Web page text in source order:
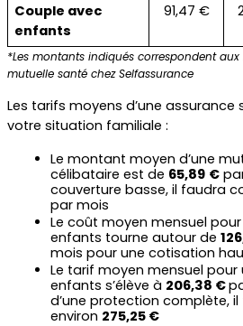
Couple avec
enfants
91,47 €
*Les montants indiqués correspondent
mutuelle santé chez Selfassurance
Les tarifs moyens d’une
votre situation familiale :
Le montant moyen d’une
célibataire est de 65,89 €
couverture basse, il faudra
par mois
Le coût moyen mensuel
enfants tourne autour de
mois pour une cotisation
Le tarif moyen mensuel
enfants s’élève à 206,38 €
d’une protection complète,
environ 275,25 €